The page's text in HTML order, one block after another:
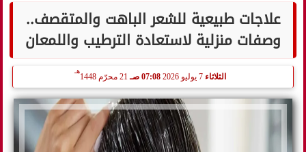
علاجات طبيعية للشعر الباهت والمتقصف..
وصفات منزلية لاستعادة الترطيب واللمعان
الثلاثاء 07:08 صـ 21 محرّم 1448
هـ